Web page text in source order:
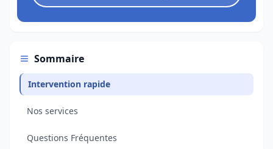
Sommaire
Intervention rapide
Nos services
Questions Fréquentes